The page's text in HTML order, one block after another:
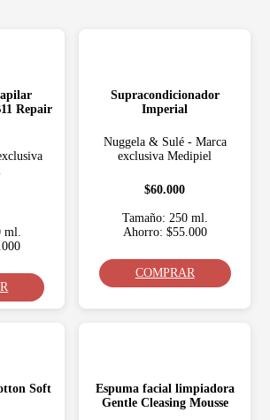
Repair
Supracondicionador
Imperial
Nuggela & Sulé - Marca
exclusiva Medipiel
$60.000
Tamaño: 250 ml.
Ahorro: $55.000
COMPRAR
Soft
Espuma facial limpiadora
Gentle Cleasing Mousse